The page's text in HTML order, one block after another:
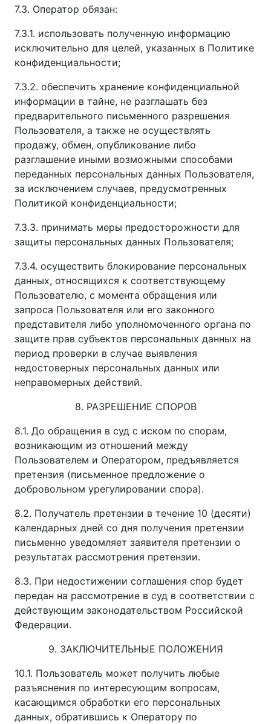
7.3. Оператор обязан:
7.3.1. использовать полученную информацию
исключительно для целей, указанных в Политике
конфиденциальности;
7.3.2. обеспечить хранение конфиденциальной
информации в тайне, не разглашать без
предварительного письменного разрешения
Пользователя, а также не осуществлять
продажу, обмен, опубликование либо
разглашение иными возможными способами
переданных персональных данных Пользователя,
за исключением случаев, предусмотренных
Политикой конфиденциальности;
7.3.3. принимать меры предосторожности для
защиты персональных данных Пользователя;
7.3.4. осуществить блокирование персональных
данных, относящихся к соответствующему
Пользователю, с момента обращения или
запроса Пользователя или его законного
представителя либо уполномоченного органа по
защите прав субъектов персональных данных на
период проверки в случае выявления
недостоверных персональных данных или
неправомерных действий.
8. РАЗРЕШЕНИЕ СПОРОВ
8.1. До обращения в суд с иском по спорам,
возникающим из отношений между
Пользователем и Оператором, предъявляется
претензия (письменное предложение о
добровольном урегулировании спора).
8.2. Получатель претензии в течение 10 (десяти)
календарных дней со дня получения претензии
письменно уведомляет заявителя претензии о
результатах рассмотрения претензии.
8.3. При недостижении соглашения спор будет
передан на рассмотрение в суд в соответствии с
действующим законодательством Российской
Федерации.
9. ЗАКЛЮЧИТЕЛЬНЫЕ ПОЛОЖЕНИЯ
10.1. Пользователь может получить любые
разъяснения по интересующим вопросам,
касающимся обработки его персональных
данных, обратившись к Оператору по